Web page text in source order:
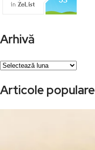
Arhivă
Arhivă
Articole populare